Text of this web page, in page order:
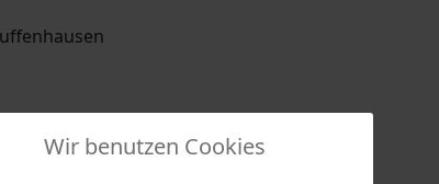
Wir benutzen Cookies